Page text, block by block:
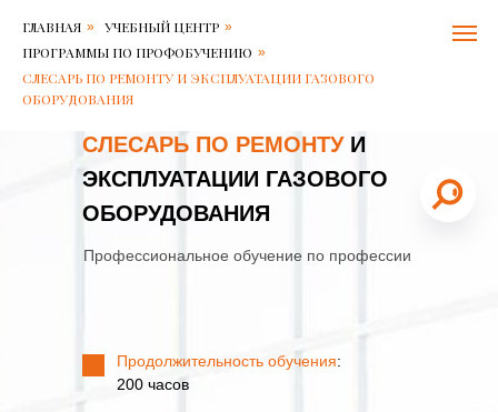
ГЛАВНАЯ » УЧЕБНЫЙ ЦЕНТР »
ПРОГРАММЫ ПО ПРОФОБУЧЕНИЮ »
СЛЕСАРЬ ПО РЕМОНТУ И ЭКСПЛУАТАЦИИ ГАЗОВОГО
ОБОРУДОВАНИЯ
центр
безопасности
Контакты:
Адрес:
Решетникова
+7
6007971@bcs.spb.ru
ремонту
эксплуатации
газового
оборудования
СЛЕСАРЬ ПО РЕМОНТУИ
ЭКСПЛУАТАЦИИ ГАЗОВОГО
ОБОРУДОВАНИЯ
Профессиональное обучение по профессии
Продолжительность обучения:
200 часов